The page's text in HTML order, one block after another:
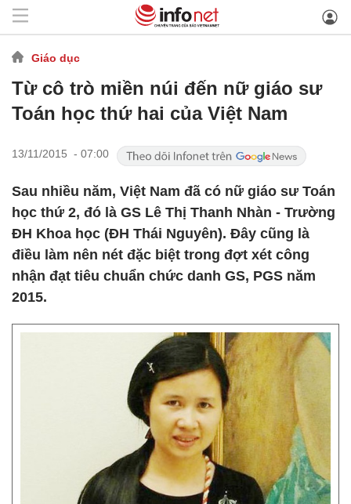
Giáo dục
Từ cô trò miền núi đến nữ giáo sư
Toán học thứ hai của Việt Nam
13/11/2015 - 07:00
Sau nhiều năm, Việt Nam đã có nữ giáo sư Toán
học thứ 2, đó là GS Lê Thị Thanh Nhàn - Trường
ĐH Khoa học (ĐH Thái Nguyên). Đây cũng là
điều làm nên nét đặc biệt trong đợt xét công
nhận đạt tiêu chuẩn chức danh GS, PGS năm
2015.